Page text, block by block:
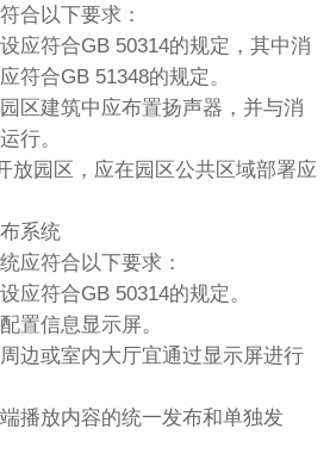
以下要求：
符合GB 50314的规定，其中消
符合GB 51348的规定。
建筑中应布置扬声器，并与消
行。
园区，应在园区公共区域部署应
系统
符合以下要求：
符合GB 50314的规定。
信息显示屏。
或室内大厅宜通过显示屏进行
放内容的统一发布和单独发